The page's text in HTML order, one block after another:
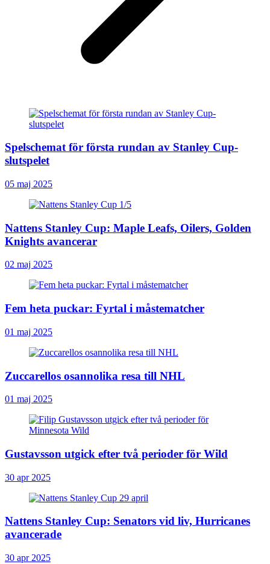
Spelschemat för första rundan av Stanley Cup-
slutspelet
05 maj 2025
Nattens Stanley Cup: Maple Leafs, Oilers, Golden
Knights avancerar
02 maj 2025
Fem heta puckar: Fyrtal i måstematcher
01 maj 2025
Zuccarellos osannolika resa till NHL
01 maj 2025
Gustavsson utgick efter två perioder för Wild
30 apr 2025
Nattens Stanley Cup: Senators vid liv, Hurricanes
avancerade
30 apr 2025